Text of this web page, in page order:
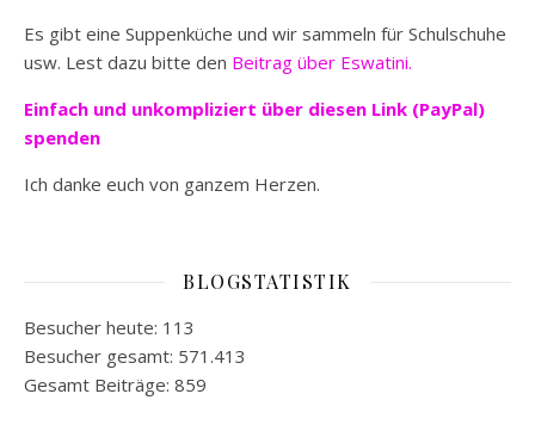
Es gibt eine Suppenküche und wir sammeln für Schulschuhe
usw. Lest dazu bitte den Beitrag über Eswatini.
Einfach und unkompliziert über diesen Link (PayPal)
spenden
Ich danke euch von ganzem Herzen.
BLOGSTATISTIK
Besucher heute: 113
Besucher gesamt: 571.413
Gesamt Beiträge: 859